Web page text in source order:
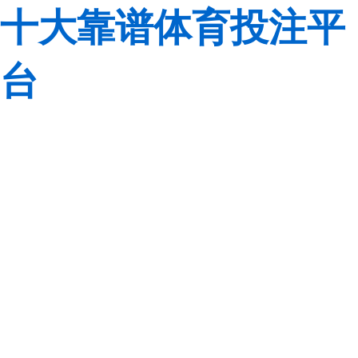
十大靠谱体育投注平
台